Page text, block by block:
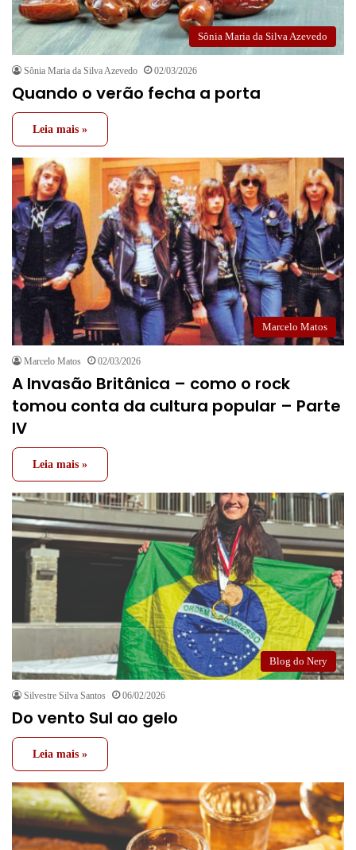
Sônia Maria da Silva Azevedo
Sônia Maria da Silva Azevedo 02/03/2026
Quando o verão fecha a porta
Leia mais »
Marcelo Matos
Marcelo Matos 02/03/2026
A Invasão Britânica – como o rock
tomou conta da cultura popular – Parte
IV
Leia mais »
Blog do Nery
Silvestre Silva Santos 06/02/2026
Do vento Sul ao gelo
Leia mais »